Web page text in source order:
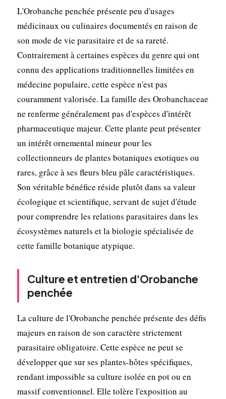
L'Orobanche penchée présente peu d'usages
médicinaux ou culinaires documentés en raison de
son mode de vie parasitaire et de sa rareté.
Contrairement à certaines espèces du genre qui ont
connu des applications traditionnelles limitées en
médecine populaire, cette espèce n'est pas
couramment valorisée. La famille des Orobanchaceae
ne renferme généralement pas d'espèces d'intérêt
pharmaceutique majeur. Cette plante peut présenter
un intérêt ornemental mineur pour les
collectionneurs de plantes botaniques exotiques ou
rares, grâce à ses fleurs bleu pâle caractéristiques.
Son véritable bénéfice réside plutôt dans sa valeur
écologique et scientifique, servant de sujet d'étude
pour comprendre les relations parasitaires dans les
écosystèmes naturels et la biologie spécialisée de
cette famille botanique atypique.
Culture et entretien d'Orobanche
penchée
La culture de l'Orobanche penchée présente des défis
majeurs en raison de son caractère strictement
parasitaire obligatoire. Cette espèce ne peut se
développer que sur ses plantes-hôtes spécifiques,
rendant impossible sa culture isolée en pot ou en
massif conventionnel. Elle tolère l'exposition au